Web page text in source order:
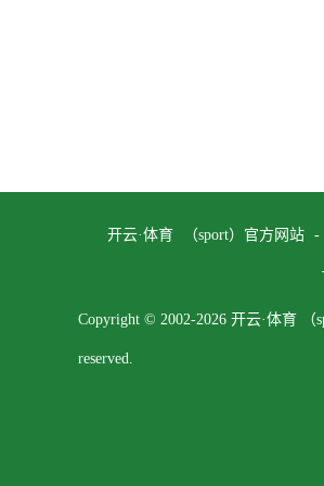
开云·体育 （sport）官方网站
Copyright © 2002-2026 开云·体育
reserved.